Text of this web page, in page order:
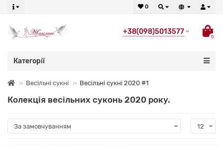
0
+38(098)5013577
0
Категорії
Весільні сукні Весільні сукні 2020 #1
Колекція весільних суконь 2020 року.